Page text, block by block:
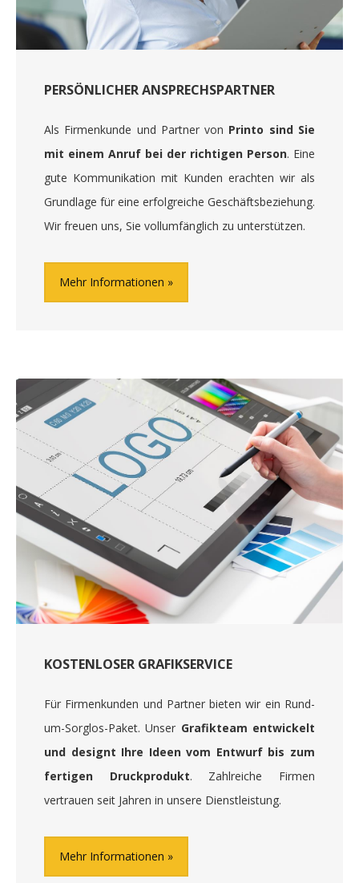
PERSÖNLICHER ANSPRECHSPARTNER
Als Firmenkunde und Partner von Printo sind Sie
mit einem Anruf bei der richtigen Person. Eine
gute Kommunikation mit Kunden erachten wir als
Grundlage für eine erfolgreiche Geschäftsbeziehung.
Wir freuen uns, Sie vollumfänglich zu unterstützen.
Mehr Informationen
KOSTENLOSER GRAFIKSERVICE
Für Firmenkunden und Partner bieten wir ein Rund-
um-Sorglos-Paket. Unser Grafikteam entwickelt
und designt Ihre Ideen vom Entwurf bis zum
fertigen Druckprodukt. Zahlreiche Firmen
vertrauen seit Jahren in unsere Dienstleistung.
Mehr Informationen